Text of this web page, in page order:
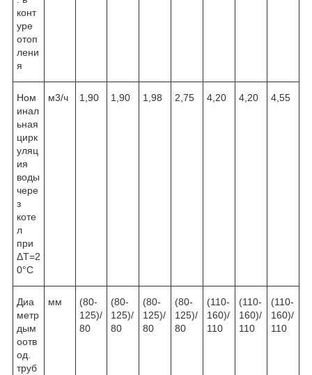
конт
уре
отоп
лени
я
Ном
инал
ьная
цирк
уляц
ия
воды
чере
з
коте
л
при
ΔТ=2
0°С
м3/ч 1,90 1,90 1,98 2,75 4,20 4,20 4,55
Диа
метр
дым
оотв
од.
труб
мм
(80-
125)/
80
(80-
125)/
80
(80-
125)/
80
(80-
125)/
80
(110-
160)/
110
(110-
160)/
110
(110-
160)/
110